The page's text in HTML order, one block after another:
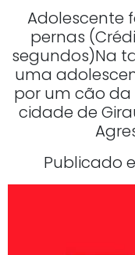
Adolescente
pernas
segundos)Na
uma
por um cão
cidade de
Publicado